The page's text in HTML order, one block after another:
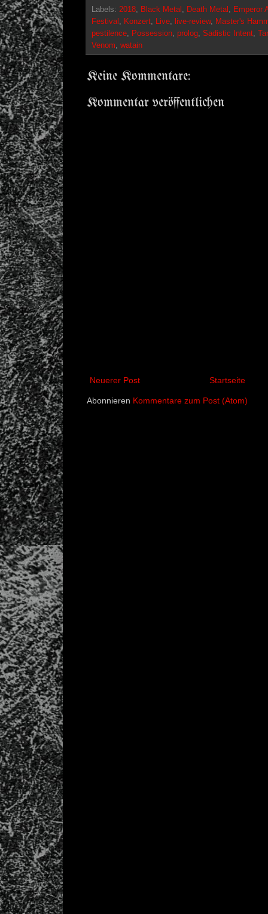
Labels: 2018 Black Metal Death Metal
Emperor
Festival
Konzert Live live-review, Master's
pestilence Possession prolog Sadistic Intent
Venom watain
Keine Kommentare:
Kommentar veröffentlichen
Neuerer Post Startseite
Abonnieren Kommentare zum Post (Atom)